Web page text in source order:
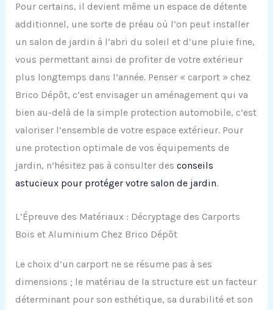
Pour certains, il devient même un espace de détente
additionnel, une sorte de préau où l’on peut installer
un salon de jardin à l’abri du soleil et d’une pluie fine,
vous permettant ainsi de profiter de votre extérieur
plus longtemps dans l’année. Penser « carport » chez
Brico Dépôt, c’est envisager un aménagement qui va
bien au-delà de la simple protection automobile, c’est
valoriser l’ensemble de votre espace extérieur. Pour
une protection optimale de vos équipements de
jardin, n’hésitez pas à consulter des conseils
astucieux pour protéger votre salon de jardin.
L’Épreuve des Matériaux : Décryptage des Carports
Bois et Aluminium Chez Brico Dépôt
Le choix d’un carport ne se résume pas à ses
dimensions ; le matériau de la structure est un facteur
déterminant pour son esthétique, sa durabilité et son